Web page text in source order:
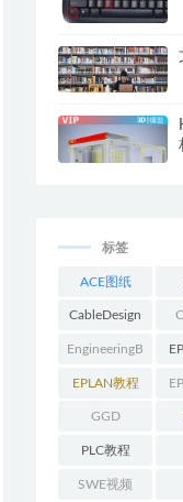
标签
ACE图纸
CableDesign
EngineeringB
ase教程
EPLAN教程
GGD
PLC教程
SWE视频